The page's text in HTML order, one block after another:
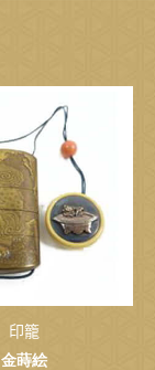
印籠
金蒔絵